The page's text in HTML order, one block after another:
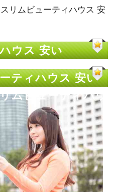
スリムビューティハウス 安
ウス 安い
ティハウス 安い
ムビューティハウ